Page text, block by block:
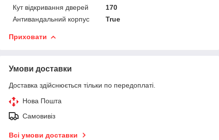
Кут відкривання дверей
170
Антивандальний корпус
True
Приховати
Умови доставки
Доставка здійснюється тільки по передоплаті.
Нова Пошта
Самовивіз
Всі умови доставки